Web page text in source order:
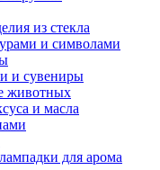
из стекла
и символами
и сувениры
животных
и масла
для арома